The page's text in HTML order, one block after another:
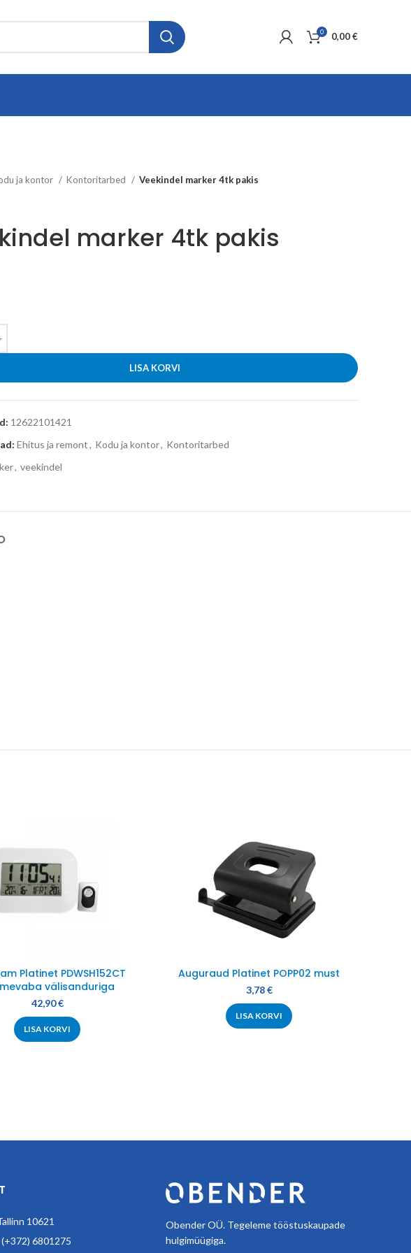
0 0,00€
ja kontor Kontoritarbed Veekindel marker 4tk pakis
marker 4tk pakis
LISA KORVI
12622101421
Ehitus ja remont, Kodu ja kontor, Kontoritarbed
, veekindel
Platinet PDWSH152CT
välisanduriga
42,90€
LISA KORVI
Auguraud Platinet POPP02 must
3,78€
LISA KORVI
10621
6801275
Obender OÜ. Tegeleme tööstuskaupade
hulgimüügiga.